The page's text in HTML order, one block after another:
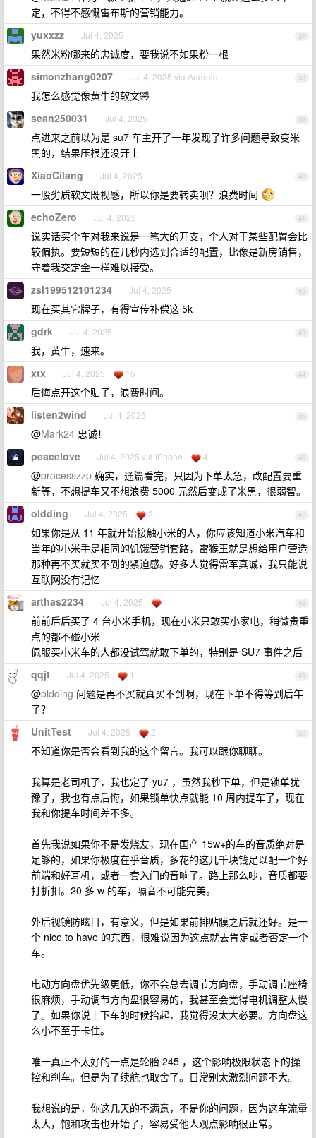
定，不得不感慨雷布斯的营销能力。
37
yuxxzz Jul 4, 2025
果然米粉哪来的忠诚度，要我说不如果粉一根
38
simonzhang0207 Jul 4, 2025 via Android
我怎么感觉像黄牛的软文🤣
39
sean250031 Jul 4, 2025
点进来之前以为是 su7 车主开了一年发现了许多问题导致变米
黑的，结果压根还没开上
40
XiaoCilang Jul 4, 2025
一股劣质软文既视感，所以你是要转卖呗？浪费时间
41
echoZero Jul 4, 2025
说实话买个车对我来说是一笔大的开支，个人对于某些配置会比
较偏执。要短短的在几秒内选到合适的配置，比像是新房销售，
守着我交定金一样难以接受。
42
zsl199512101234 Jul 4, 2025
现在买其它牌子，有得宣传补偿这 5k
43
gdrk Jul 4, 2025
我，黄牛，速来。
44
xtx Jul 4, 2025 15
后悔点开这个贴子，浪费时间。
45
listen2wind Jul 4, 2025
@Mark24 忠诚！
46
peacelove Jul 4, 2025 via iPhone 4
@processzzp 确实，通篇看完，只因为下单太急，改配置要重
新等，不想提车又不想浪费 5000 元然后变成了米黑，很弱智。
47
oldding Jul 4, 2025 2
如果你是从 11 年就开始接触小米的人，你应该知道小米汽车和
当年的小米手是相同的饥饿营销套路，雷猴王就是想给用户营造
那种再不买就买不到的紧迫感。好多人觉得雷军真诚，我只能说
互联网没有记忆
48
arthas2234 Jul 4, 2025 1
前前后后买了 4 台小米手机，现在小米只敢买小家电，稍微贵重
点的都不碰小米
佩服买小米车的人都没试驾就敢下单的，特别是 SU7 事件之后
49
qqjt Jul 4, 2025 1
@oldding 问题是再不买就真买不到啊，现在下单不得等到后年
了？
50
UnitTest Jul 4, 2025 2
不知道你是否会看到我的这个留言。我可以跟你聊聊。
我算是老司机了，我也定了 yu7 ，虽然我秒下单，但是锁单犹
豫了，我也有点后悔，如果锁单快点就能 10 周内提车了，现在
我和你提车时间差不多。
首先我说如果你不是发烧友，现在国产 15w+的车的音质绝对是
足够的，如果你极度在乎音质，多花的这几千块钱足以配一个好
前端和好耳机，或者一套入门的音响了。路上那么吵，音质都要
打折扣。20 多 w 的车，隔音不可能完美。
外后视镜防眩目，有意义，但是如果前排贴膜之后就还好。是一
个 nice to have 的东西，很难说因为这点就去肯定或者否定一个
车。
电动方向盘优先级更低，你不会总去调节方向盘，手动调节座椅
很麻烦，手动调节方向盘很容易的，我甚至会觉得电机调整太慢
了。如果你说上下车的时候抬起，我觉得没太大必要。方向盘这
么小不至于卡住。
唯一真正不太好的一点是轮胎 245 ，这个影响极限状态下的操
控和刹车。但是为了续航也取舍了。日常别太激烈问题不大。
我想说的是，你这几天的不满意，不是你的问题，因为这车流量
太大，饱和攻击也开始了，容易受他人观点影响很正常。